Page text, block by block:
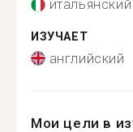
итальянский
ИЗУЧАЕТ
английский
Мои цели в